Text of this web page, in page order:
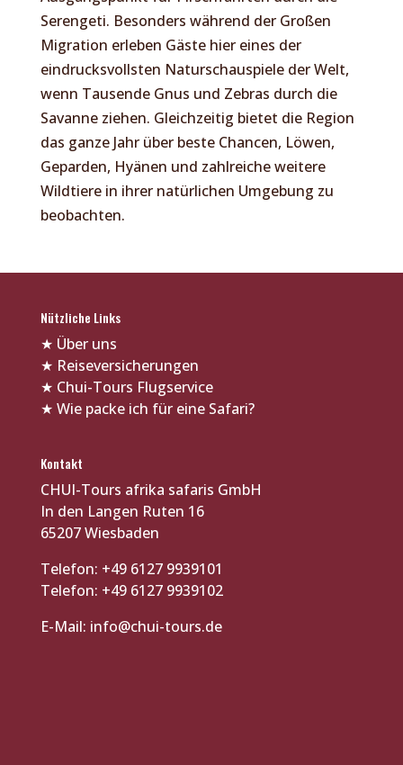
Serengeti. Besonders während der Großen
Migration erleben Gäste hier eines der
eindrucksvollsten Naturschauspiele der Welt,
wenn Tausende Gnus und Zebras durch die
Savanne ziehen. Gleichzeitig bietet die Region
das ganze Jahr über beste Chancen, Löwen,
Geparden, Hyänen und zahlreiche weitere
Wildtiere in ihrer natürlichen Umgebung zu
beobachten.
Nützliche Links
★ Über uns
★ Reiseversicherungen
★ Chui-Tours Flugservice
★ Wie packe ich für eine Safari?
Kontakt
CHUI-Tours afrika safaris GmbH
In den Langen Ruten 16
65207 Wiesbaden
Telefon: +49 6127 9939101
Telefon: +49 6127 9939102
E-Mail: info@chui-tours.de